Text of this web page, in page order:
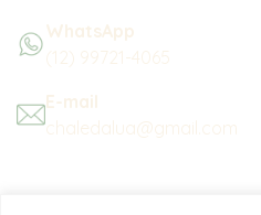
WhatsApp
(12) 99721-4065
E-mail
chaledalua@gmail.com